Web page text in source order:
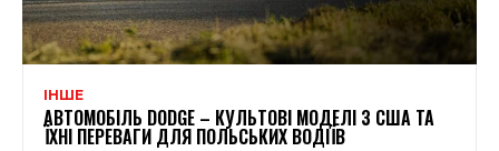
ІНШЕ
АВТОМОБІЛЬ DODGE – КУЛЬТОВІ МОДЕЛІ З США ТА
ЇХНІ ПЕРЕВАГИ ДЛЯ ПОЛЬСЬКИХ ВОДІЇВ